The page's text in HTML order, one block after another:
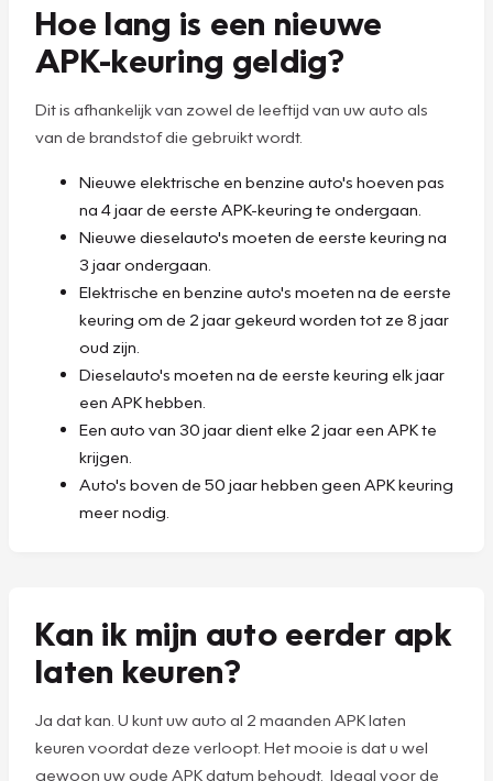
Hoe lang is een nieuwe
APK-keuring geldig?
Dit is afhankelijk van zowel de leeftijd van uw auto als
van de brandstof die gebruikt wordt.
Nieuwe elektrische en benzine auto's hoeven pas
na 4 jaar de eerste APK-keuring te ondergaan.
Nieuwe dieselauto's moeten de eerste keuring na
3 jaar ondergaan.
Elektrische en benzine auto's moeten na de eerste
keuring om de 2 jaar gekeurd worden tot ze 8 jaar
oud zijn.
Dieselauto's moeten na de eerste keuring elk jaar
een APK hebben.
Een auto van 30 jaar dient elke 2 jaar een APK te
krijgen.
Auto's boven de 50 jaar hebben geen APK keuring
meer nodig.
Kan ik mijn auto eerder apk
laten keuren?
Ja dat kan. U kunt uw auto al 2 maanden APK laten
keuren voordat deze verloopt. Het mooie is dat u wel
gewoon uw oude APK datum behoudt. Ideaal voor de